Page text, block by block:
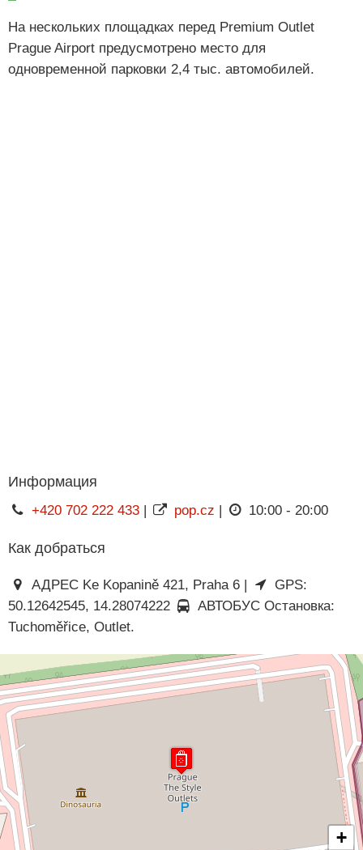
На нескольких площадках перед Premium Outlet
Prague Airport предусмотрено место для
одновременной парковки 2,4 тыс. автомобилей.
Информация
+420 702 222 433| pop.cz | 10:00 - 20:00
Как добраться
АДРЕС Ke Kopanině 421, Praha 6 |
GPS:
50.12642545, 14.28074222
АВТОБУС Остановка:
Tuchoměřice, Outlet.
+